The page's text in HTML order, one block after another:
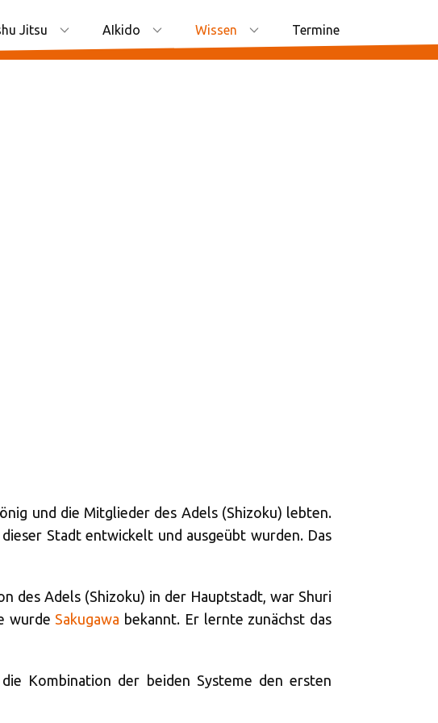
Jitsu AIkido Wissen Termine
und die Mitglieder des Adels (Shizoku) lebten.
Stadt entwickelt und ausgeübt wurden. Das
des Adels (Shizoku) in der Hauptstadt, war Shuri
wurde Sakugawa bekannt. Er lernte zunächst das
Kombination der beiden Systeme den ersten